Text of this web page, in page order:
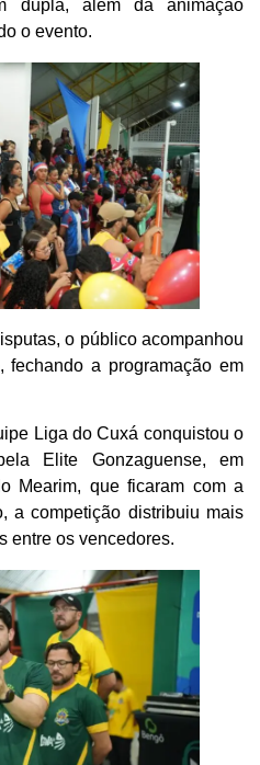
dupla, além da animação
o evento.
o público acompanhou
fechando a programação em
Liga do Cuxá conquistou o
Elite Gonzaguense, em
Mearim, que ficaram com a
a competição distribuiu mais
entre os vencedores.